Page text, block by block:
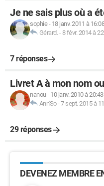
Je ne sais plus où a
sophie- 18 janv. 2011 à 16:08
Gérard. - 8 févr. 2014 à
7 réponses
Livret A à mon nom
nanou- 10 janv. 2010 à 20:43
Ann'So-7 sept. 2015 à
29 réponses
DEVENEZ MEMBRE